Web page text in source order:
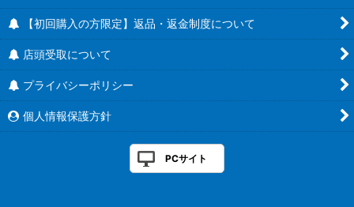
【初回購入の方限定】返品・返金制度について
店頭受取について
プライバシーポリシー
個人情報保護方針
PCサイト